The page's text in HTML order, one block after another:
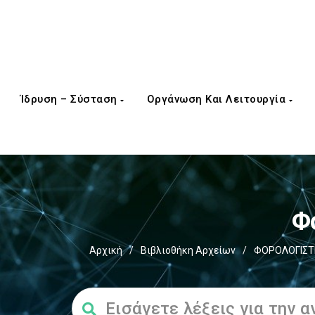
Ίδρυση – Σύσταση Οργάνωση Και Λειτουργία
Αρχική / Βιβλιοθήκη Αρχείων /